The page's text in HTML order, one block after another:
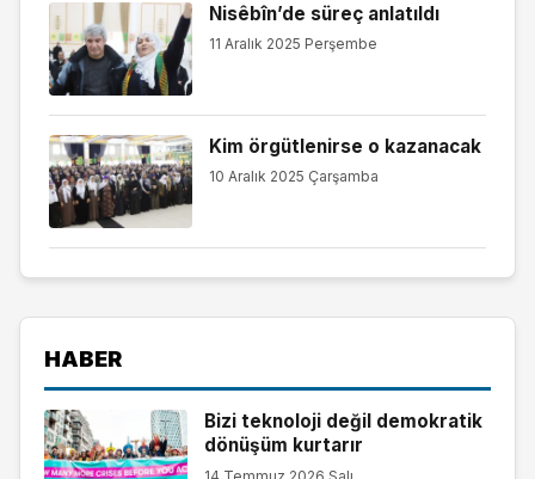
Nisêbîn’de süreç anlatıldı
11 Aralık 2025 Perşembe
Kim örgütlenirse o kazanacak
10 Aralık 2025 Çarşamba
HABER
Bizi teknoloji değil demokratik
dönüşüm kurtarır